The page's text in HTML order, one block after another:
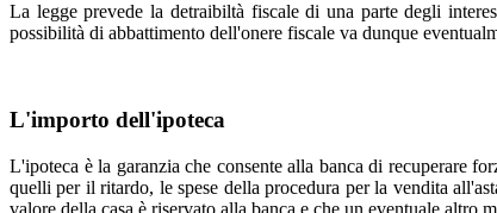
La legge prevede la detraibiltà fiscale di una parte degli
possibilità di abbattimento dell'onere fiscale va dunque
L'importo dell'ipoteca
L'ipoteca è la garanzia che consente alla banca di recuperare
quelli per il ritardo, le spese della procedura per la vendita
valore della casa è riservato alla banca e che un eventuale altro